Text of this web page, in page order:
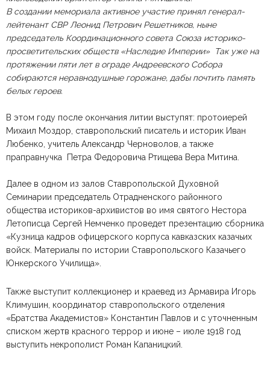
В создании мемориала активное участие принял генерал-
лейтенант СВР Леонид Петрович Решетников, ныне
председатель Координационного совета Союза историко-
просветительских обществ «Наследие Империи» Так уже на
протяжении пяти лет в ограде Андреевского Собора
собираются неравнодушные горожане, дабы почтить память
белых героев.
В этом году после окончания литии выступят: протоиерей
Михаил Моздор, ставропольский писатель и историк Иван
Любенко, учитель Александр Черноволов, а также
праправнучка Петра Федоровича Ртищева Вера Митина.
Далее в одном из залов Ставропольской Духовной
Семинарии председатель Отрадненского районного
общества историков-архивистов во имя святого Нестора
Летописца Сергей Немченко проведет презентацию сборника
«Кузница кадров офицерского корпуса кавказских казачьих
войск. Материалы по истории Ставропольского Казачьего
Юнкерского Училища».
Также выступит коллекционер и краевед из Армавира Игорь
Климушин, координатор ставропольского отделения
«Братства Академистов» Константин Павлов и с уточненным
списком жертв красного террор и июне – июле 1918 год
выступить некрополист Роман Капаницкий.